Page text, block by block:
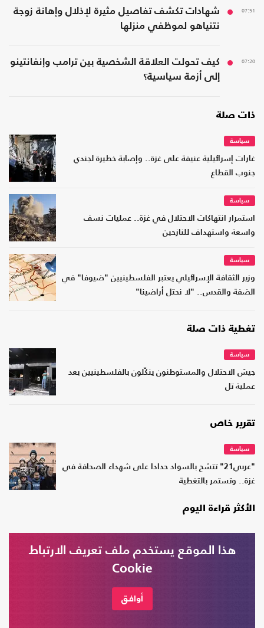
07:51
شهادات تكشف تفاصيل مثيرة لإذلال وإهانة زوجة
نتنياهو لموظفي منزلها
07:20
كيف تحولت العلاقة الشخصية بين ترامب وإنفانتينو
إلى أزمة سياسية؟
ذات صلة
سياسة
غارات إسرائيلية عنيفة على غزة.. وإصابة خطيرة لجندي
جنوب القطاع
سياسة
استمرار انتهاكات الاحتلال في غزة.. عمليات نسف
واسعة واستهداف للنازحين
سياسة
وزير الثقافة الإسرائيلي يعتبر الفلسطينيين "ضيوفا" في
الضفة والقدس.. "لا نحتل أراضينا"
تغطية ذات صلة
سياسة
جيش الاحتلال والمستوطنون ينكّلون بالفلسطينيين بعد
عملية تل
تقرير خاص
سياسة
"عربي21" تتشح بالسواد حدادا على شهداء الصحافة في
غزة.. وتستمر بالتغطية
الأكثر قراءة اليوم
تدشين حكومة ظل مصرية في الخارج بمشاركة
هذا الموقع يستخدم ملف تعريف الارتباط
Cookie
أوافق